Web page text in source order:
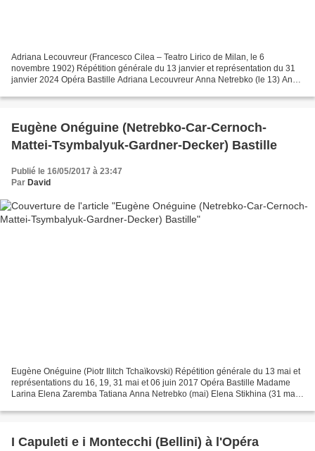
Adriana Lecouvreur (Francesco Cilea – Teatro Lirico de Milan, le 6
novembre 1902) Répétition générale du 13 janvier et représentation du 31
janvier 2024 Opéra Bastille Adriana Lecouvreur Anna Netrebko (le 13) Anna
Eugène Onéguine (Netrebko-Car-Cernoch-
Mattei-Tsymbalyuk-Gardner-Decker) Bastille
Publié le 16/05/2017 à 23:47
Par David
Eugène Onéguine (Piotr Ilitch Tchaïkovski) Répétition générale du 13 mai et
représentations du 16, 19, 31 mai et 06 juin 2017 Opéra Bastille Madame
Larina Elena Zaremba Tatiana Anna Netrebko (mai) Elena Stikhina (31 mai)
I Capuleti e i Montecchi (Bellini) à l'Opéra